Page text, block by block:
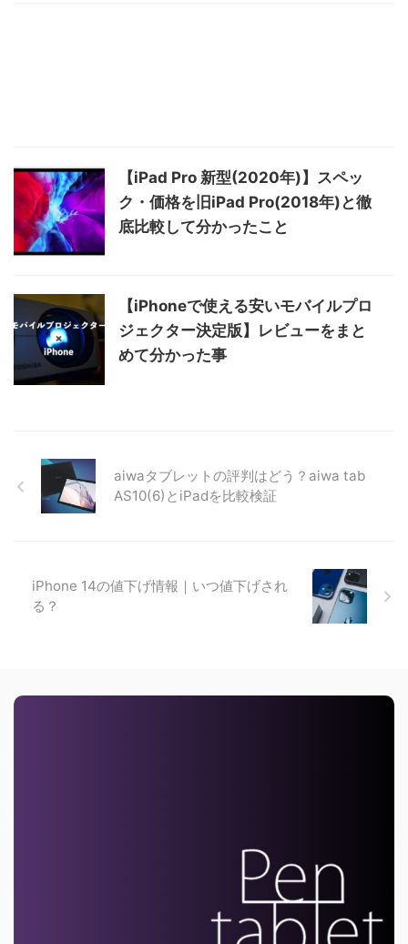
【iPad Pro 新型(2020年)】スペッ
ク・価格を旧iPad Pro(2018年)と徹
底比較して分かったこと
【iPhoneで使える安いモバイルプロ
ジェクター決定版】レビューをまと
めて分かった事
aiwaタブレットの評判はどう？aiwa tab
AS10(6)とiPadを比較検証
iPhone 14の値下げ情報｜いつ値下げされ
る？